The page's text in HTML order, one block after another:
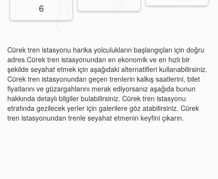
6
Cürek tren istasyonu harika yolculukların başlangıçları için doğru
adres.Cürek tren istasyonundan en ekonomik ve en hızlı bir
şekilde seyahat etmek için aşağıdaki alternatifleri kullanabilirsiniz.
Cürek tren istasyonundan geçen trenlerin kalkış saatlerini, bilet
fiyatlarını ve güzargahlarını merak ediyorsanız aşağıda bunun
hakkında detaylı bilgiler bulabilirsiniz. Cürek tren istasyonu
etrafında gezilecek yerler için galerilere göz atabilirsiniz. Cürek
tren istasyonundan trenle seyahat etmenin keyfini çıkarın.